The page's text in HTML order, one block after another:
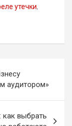
утечки,
аудитором»
выбрать